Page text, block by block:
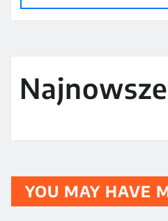
YOU MAY HAVE